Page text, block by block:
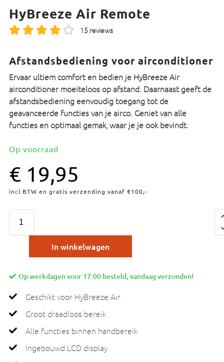
HyBreeze Air Remote
15 reviews
Afstandsbediening voor airconditioner
Ervaar ultiem comfort en bedien je HyBreeze Air
airconditioner moeiteloos op afstand. Daarnaast geeft de
afstandsbediening eenvoudig toegang tot de
geavanceerde functies van je airco. Geniet van alle
functies en optimaal gemak, waar je je ook bevindt.
Op voorraad
€ 19,95
incl BTW en gratis verzending vanaf €100,-
In winkelwagen
Op werkdagen voor 17:00 besteld, vandaag verzonden!
Geschikt voor HyBreeze Air
Groot draadloos bereik
Alle functies binnen handbereik
Ingebouwd LCD display